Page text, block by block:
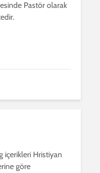
Pastör olarak
içerikleri Hristiyan
göre